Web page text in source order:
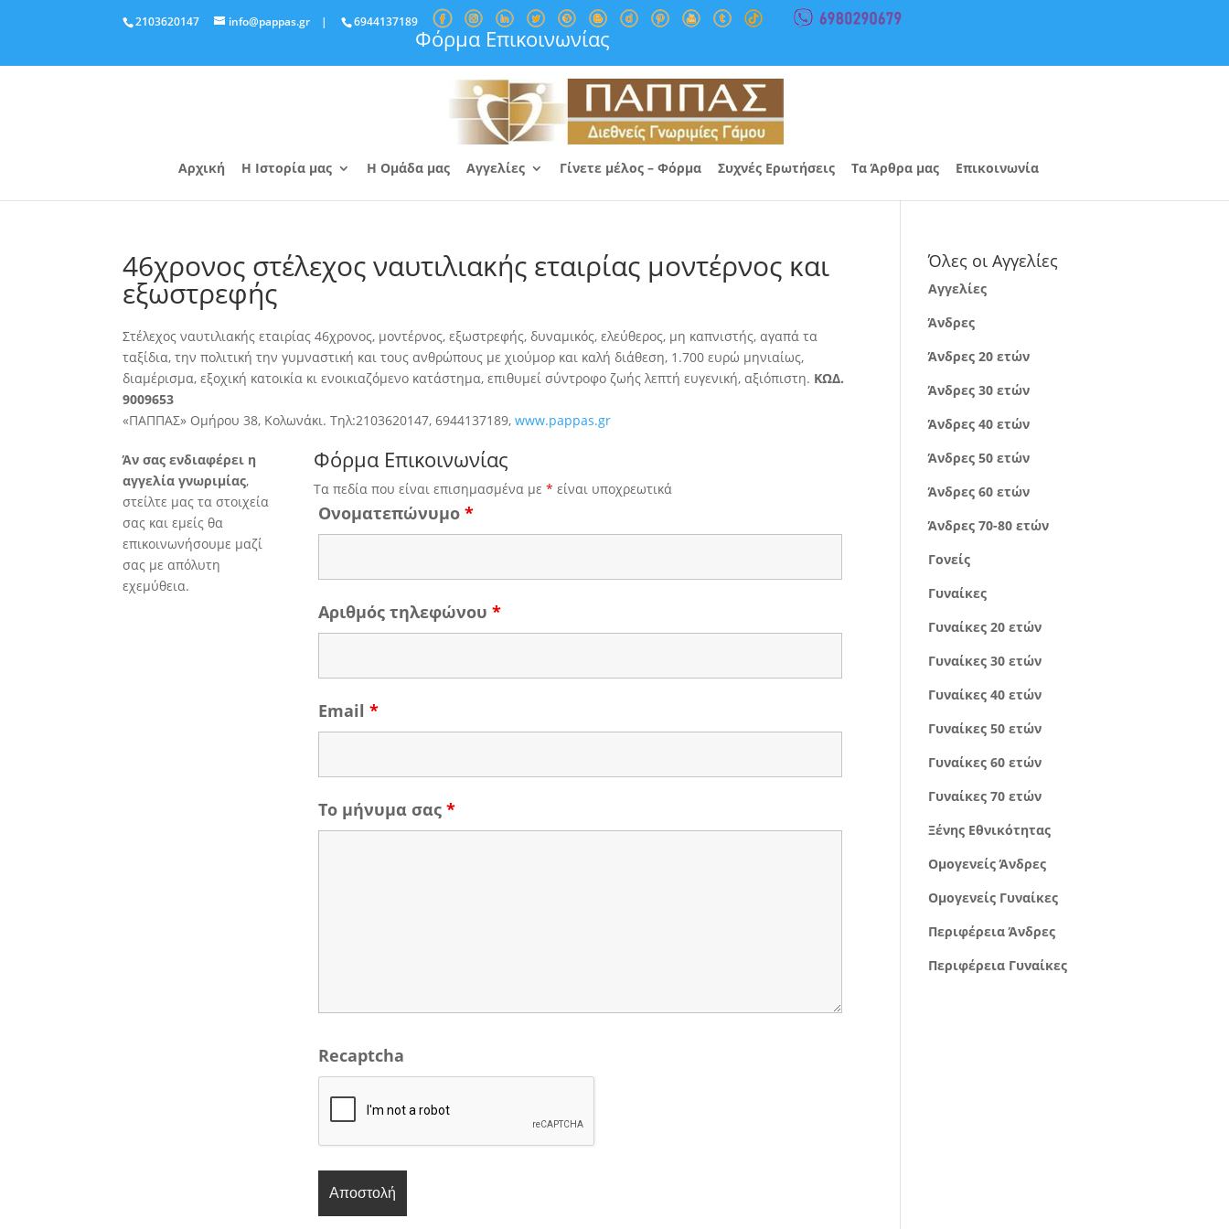
2103620147 info@pappas.gr | 6944137189
Φόρμα Επικοινωνίας
Αρχική Η Ιστορία μας Η Ομάδα μας Αγγελίες Γίνετε μέλος – Φόρμα Συχνές Ερωτήσεις Τα Άρθρα μας Επικοινωνία
46χρονος στέλεχος ναυτιλιακής εταιρίας μοντέρνος και
εξωστρεφής
Στέλεχος ναυτιλιακής εταιρίας 46χρονος, μοντέρνος, εξωστρεφής, δυναμικός, ελεύθερος, μη καπνιστής, αγαπά τα
ταξίδια, την πολιτική την γυμναστική και τους ανθρώπους με χιούμορ και καλή διάθεση, 1.700 ευρώ μηνιαίως,
διαμέρισμα, εξοχική κατοικία κι ενοικιαζόμενο κατάστημα, επιθυμεί σύντροφο ζωής λεπτή ευγενική, αξιόπιστη. ΚΩΔ.
9009653
«ΠΑΠΠΑΣ» Ομήρου 38, Κολωνάκι. Τηλ:2103620147, 6944137189,www.pappas.gr
Άν σας ενδιαφέρει η
αγγελία γνωριμίας,
στείλτε μας τα στοιχεία
σας και εμείς θα
επικοινωνήσουμε μαζί
σας με απόλυτη
εχεμύθεια.
Φόρμα Επικοινωνίας
Τα πεδία που είναι επισημασμένα με* είναι υποχρεωτικά
Ονοματεπώνυμο*
Αριθμός τηλεφώνου*
Email*
Το μήνυμα σας*
Recaptcha
Όλες οι Αγγελίες
Αγγελίες
Άνδρες
Άνδρες 20 ετών
Άνδρες 30 ετών
Άνδρες 40 ετών
Άνδρες 50 ετών
Άνδρες 60 ετών
Άνδρες 70-80 ετών
Γονείς
Γυναίκες
Γυναίκες 20 ετών
Γυναίκες 30 ετών
Γυναίκες 40 ετών
Γυναίκες 50 ετών
Γυναίκες 60 ετών
Γυναίκες 70 ετών
Ξένης Εθνικότητας
Ομογενείς Άνδρες
Ομογενείς Γυναίκες
Περιφέρεια Άνδρες
Περιφέρεια Γυναίκες